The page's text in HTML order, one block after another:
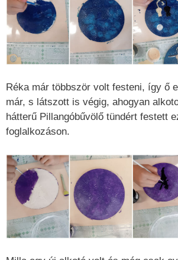
Réka már többször volt festeni, így ő
már, s látszott is végig, ahogyan
hátterű Pillangóbűvölő tündért festett
foglalkozáson.